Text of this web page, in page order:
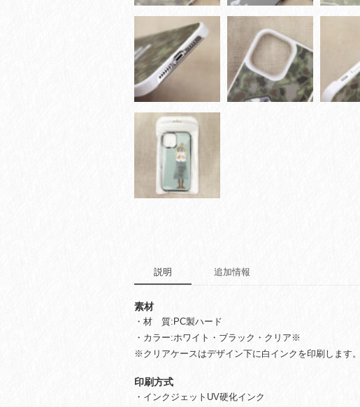
説明 追加情報
素材
・材 質:PC製ハード
・カラー:ホワイト・ブラック・クリア※
※クリアケースはデザイン下に白インクを印刷します。
印刷方式
・インクジェットUV硬化インク